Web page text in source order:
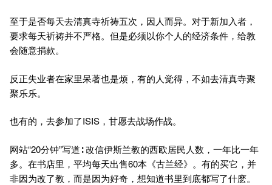
至于是否每天去清真寺祈祷五次，因人而异。对于新加入者，
要求每天祈祷并不严格。但是必须以你个人的经济条件，给教
会随意捐款。
反正失业者在家里呆著也是烦，有的人觉得，不如去清真寺聚
聚乐乐。
也有的，去参加了ISIS，甘愿去战场作战。
网站“20分钟”写道∶ 改信伊斯兰教的西欧居民人数，一年比一年
多。在书店里，平均每天出售60本《古兰经》。有的买它，并
非因为改了教，而是因为好奇，想知道书里到底都写了什麽。